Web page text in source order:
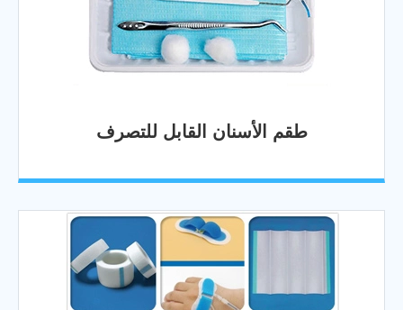
طقم الأسنان القابل للتصرف